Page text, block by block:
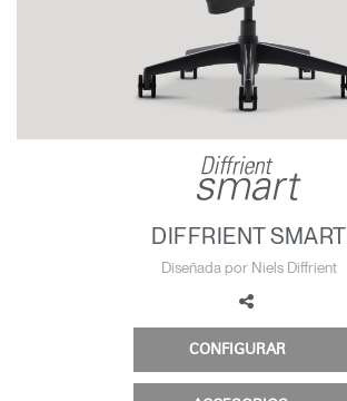
Linkedin
Instagram
Humanscale
Blog
to
Pinterest
to
YouTube
DIFFRIENT SMART
Diseñada por Niels Diffrient
CONFIGURAR